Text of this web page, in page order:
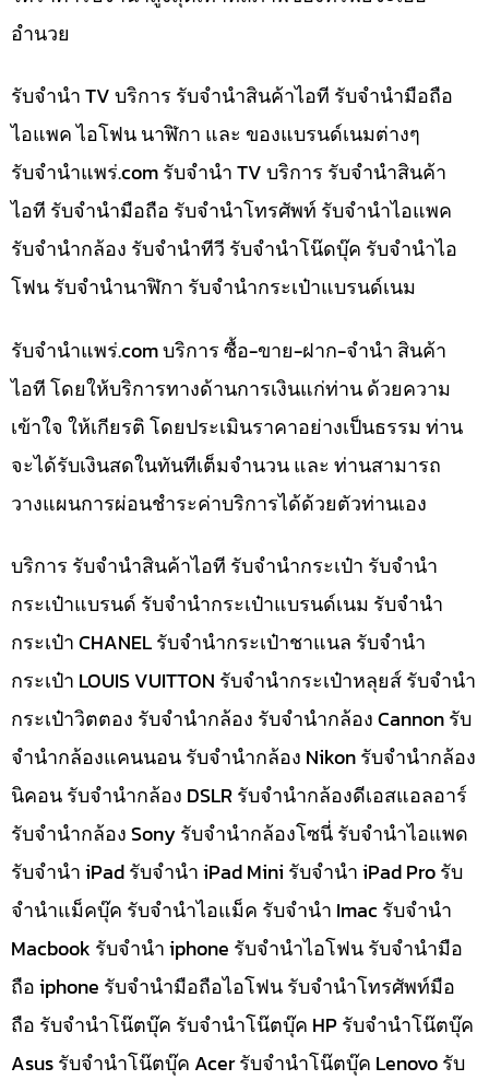
อำนวย
รับจำนำ TV บริการ รับจำนำสินค้าไอที รับจำนำมือถือ
ไอแพค ไอโฟน นาฬิกา และ ของแบรนด์เนมต่างๆ
รับจํานําแพร่.com รับจำนำ TV บริการ รับจำนำสินค้า
ไอที รับจำนำมือถือ รับจำนำโทรศัพท์ รับจำนำไอแพค
รับจำนำกล้อง รับจำนำทีวี รับจำนำโน๊ดบุ๊ค รับจำนำไอ
โฟน รับจำนำนาฬิกา รับจำนำกระเป๋าแบรนด์เนม
รับจํานําแพร่.com บริการ ซื้อ-ขาย-ฝาก-จำนำ สินค้า
ไอที โดยให้บริการทางด้านการเงินแก่ท่าน ด้วยความ
เข้าใจ ให้เกียรติ โดยประเมินราคาอย่างเป็นธรรม ท่าน
จะได้รับเงินสดในทันทีเต็มจำนวน และ ท่านสามารถ
วางแผนการผ่อนชำระค่าบริการได้ด้วยตัวท่านเอง
บริการ รับจำนำสินค้าไอที รับจำนำกระเป๋า รับจำนำ
กระเป๋าแบรนด์ รับจำนำกระเป๋าแบรนด์เนม รับจำนำ
กระเป๋า CHANEL รับจำนำกระเป๋าชาแนล รับจำนำ
กระเป๋า LOUIS VUITTON รับจำนำกระเป๋าหลุยส์ รับจำนำ
กระเป๋าวิตตอง รับจำนำกล้อง รับจำนำกล้อง Cannon รับ
จำนำกล้องแคนนอน รับจำนำกล้อง Nikon รับจำนำกล้อง
นิคอน รับจำนำกล้อง DSLR รับจำนำกล้องดีเอสแอลอาร์
รับจำนำกล้อง Sony รับจำนำกล้องโซนี่ รับจำนำไอแพด
รับจำนำ iPad รับจำนำ iPad Mini รับจำนำ iPad Pro รับ
จำนำแม็คบุ๊ค รับจำนำไอแม็ค รับจำนำ Imac รับจำนำ
Macbook รับจำนำ iphone รับจำนำไอโฟน รับจำนำมือ
ถือ iphone รับจำนำมือถือไอโฟน รับจำนำโทรศัพท์มือ
ถือ รับจำนำโน๊ตบุ๊ค รับจำนำโน๊ตบุ๊ค HP รับจำนำโน๊ตบุ๊ค
Asus รับจำนำโน๊ตบุ๊ค Acer รับจำนำโน๊ตบุ๊ค Lenovo รับ